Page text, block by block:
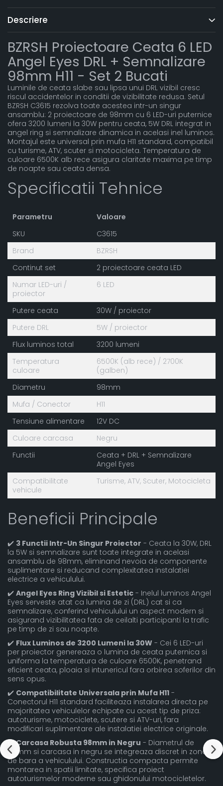
Descriere
BZRSH Proiectoare Ceata 6 LED
Angel Eyes DRL + Semnalizare
98mm H11 - Set 2 Bucati
Luminile de ceata slabe sau lipsa unui DRL vizibil cresc
riscul accidentelor in conditii de vizibilitate redusa. Setul
BZRSH C3615 rezolva toate acestea intr-un singur
ansamblu: 2 proiectoare de 98mm cu 6 LED-uri puternice
ofera 3200 lumeni la 30W pentru ceata, 5W DRL integrat in
angel ring si semnalizare dinamica in acelasi inel luminos.
Montajul este universal prin mufa H11 standard, compatibil
cu turisme, ATV, scuter si motocicleta. Temperatura de
culoare 6500K alb rece asigura claritate maxima pe timp
de noapte sau ceata densa.
Specificatii Tehnice
Parametru
Valoare
SKU
C3615
Brand
BZRSH
Continut set
2 proiectoare ceata LED
Numar LED-uri /
proiector
6 LED
Putere ceata
30W / proiector
Putere DRL
5W / proiector
Flux luminos total
3200 lumeni
Temperatura
culoare
6500K (alb rece) / 2700K
(galben)
Diametru
98mm
Mufa / Conector
H11
Tensiune alimentare
12V DC
Culoare carcasa
Negru
Functii
Ceata + DRL + Semnalizare
Angel Eyes
Compatibilitate
vehicule
Turisme, ATV, Scuter, Motocicleta
Beneficii Principale
✔️ 3 Functii Intr-Un Singur Proiector - Ceata la 30W, DRL
la 5W si semnalizare sunt toate integrate in acelasi
ansamblu de 98mm, eliminand nevoia de componente
suplimentare si reducand complexitatea instalatiei
electrice a vehiculului.
✔️ Angel Eyes Ring Vizibil si Estetic - Inelul luminos Angel
Eyes serveste atat ca lumina de zi (DRL) cat si ca
semnalizare, conferind vehiculului un aspect modern si
asigurand vizibilitatea fata de ceilalti participanti la trafic
pe timp de zi sau noapte.
✔️ Flux Luminos de 3200 Lumeni la 30W - Cei 6 LED-uri
per proiector genereaza o lumina de ceata puternica si
uniforma la temperatura de culoare 6500K, penetrand
eficient ceata, ploaia si intunericul fara orbirea soferilor din
sens opus.
✔️ Compatibilitate Universala prin Mufa H11 -
Conectorul H11 standard faciliteaza instalarea directa pe
majoritatea vehiculelor echipate cu acest tip de priza:
autoturisme, motociclete, scutere si ATV-uri, fara
modificari suplimentare ale instalatiei electrice originale.
✔️Carcasa Robusta 98mm in Negru - Diametrul de
98mm si carcasa in negru se integreaza discret in zona
de bara a vehiculului. Constructia compacta permite
montarea in spatii limitate, specifica proiect
autoturismelor moderne sau ghidonului motocicletelor.